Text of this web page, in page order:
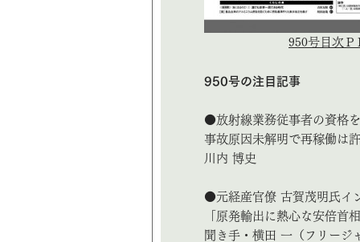
950号目次Ｐ
950号の注目記事
●放射線業務従事者の資格
事故原因未解明で再稼働は
川内 博史
●元経産官僚 古賀茂明氏イ
「原発輸出に熱心な安倍首
聞き手・横田 一（フリージ